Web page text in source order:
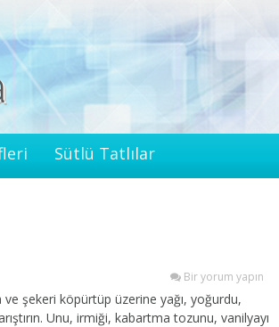
Sütlü Tatlılar
Bir yorum yapın
şekeri köpürtüp üzerine yağı, yoğurdu,
Unu, irmiği, kabartma tozunu, vanilyayı